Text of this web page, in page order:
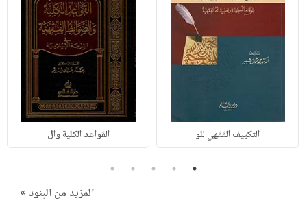
التكييف الفقهي للو القواعد الكلية وال
1
2
3
4
5
المزيد من البنود »